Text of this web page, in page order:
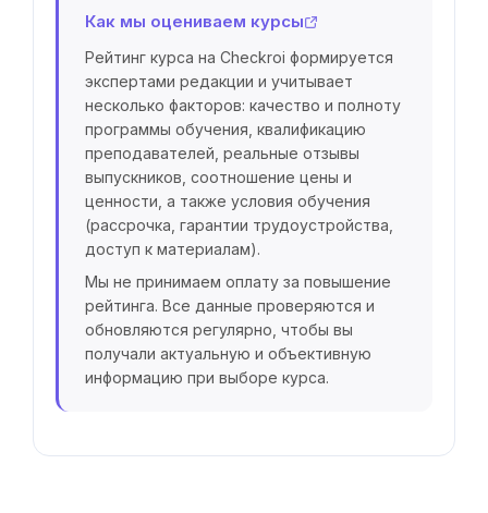
Как мы оцениваем курсы
Рейтинг курса на Checkroi формируется
экспертами редакции и учитывает
несколько факторов: качество и полноту
программы обучения, квалификацию
преподавателей, реальные отзывы
выпускников, соотношение цены и
ценности, а также условия обучения
(рассрочка, гарантии трудоустройства,
доступ к материалам).
Мы не принимаем оплату за повышение
рейтинга. Все данные проверяются и
обновляются регулярно, чтобы вы
получали актуальную и объективную
информацию при выборе курса.